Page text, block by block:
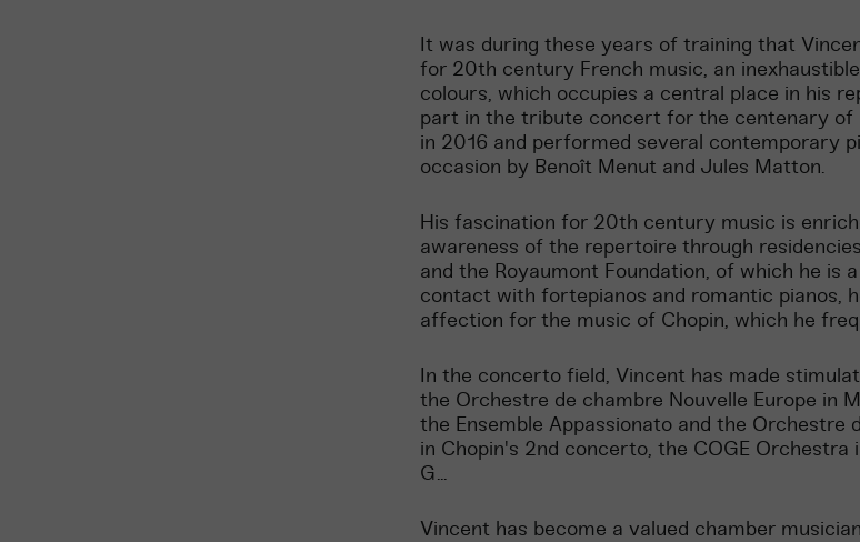
It was during these years of training that
for 20th century French music, an
colours, which occupies a central place in his
part in the tribute concert for the centenary of
in 2016 and performed several contemporary
occasion by Benoît Menut and Jules Matton.
His fascination for 20th century music is
awareness of the repertoire through
and the Royaumont Foundation, of which he is
contact with fortepianos and romantic pianos,
affection for the music of Chopin, which he
In the concerto field, Vincent has made
the Orchestre de chambre Nouvelle Europe in
the Ensemble Appassionato and the Orchestre
in Chopin's 2nd concerto, the COGE Orchestra
G...
Vincent has become a valued chamber